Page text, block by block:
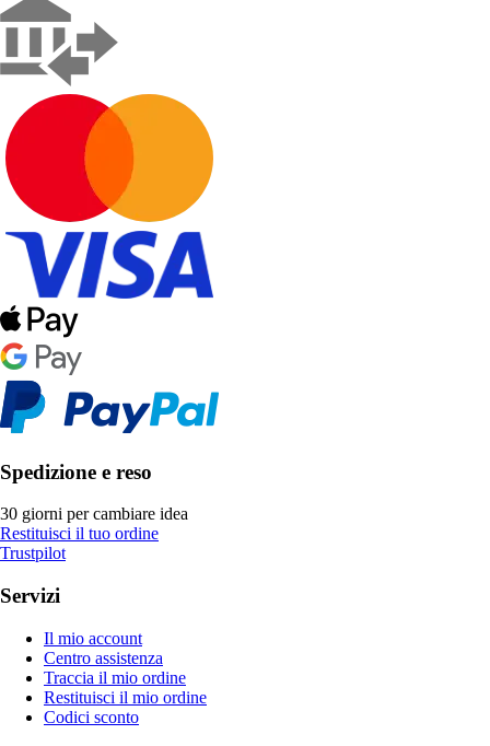
Spedizione e reso
30 giorni per cambiare idea
Restituisci il tuo ordine
Trustpilot
Servizi
Il mio account
Centro assistenza
Traccia il mio ordine
Restituisci il mio ordine
Codici sconto